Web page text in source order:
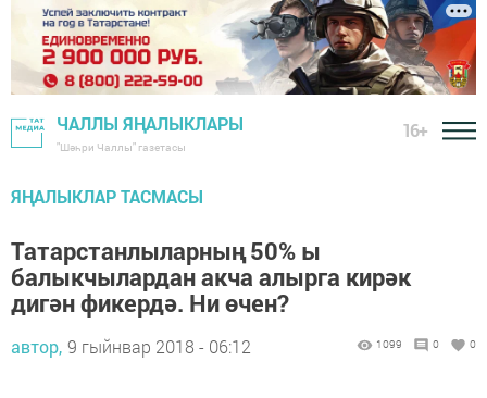
ЧАЛЛЫ ЯҢАЛЫКЛАРЫ
"Шәһри Чаллы" газетасы
16+
ЯҢАЛЫКЛАР ТАСМАСЫ
Татарстанлыларның 50% ы
балыкчылардан акча алырга кирәк
дигән фикердә. Ни өчен?
автор, 9 гыйнвар 2018 - 06:12 1099 0 0